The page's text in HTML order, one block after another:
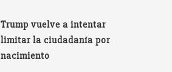
Trump vuelve a intentar
limitar la ciudadanía por
nacimiento